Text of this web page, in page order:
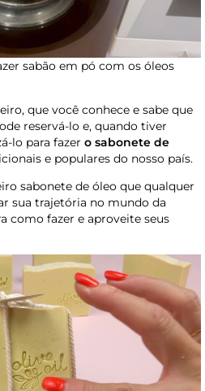
sabão em pó com os óleos
que você conhece e sabe que
reservá-lo e, quando tiver
lo para fazer o sabonete de
e populares do nosso país.
sabonete de óleo que qualquer
sua trajetória no mundo da
como fazer e aproveite seus